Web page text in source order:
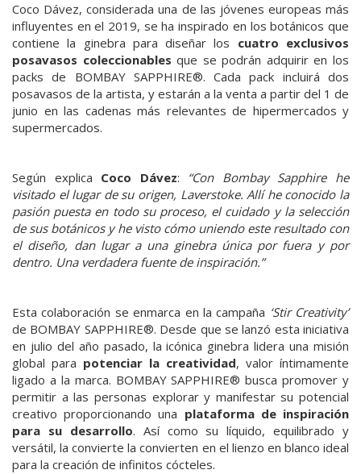
Coco Dávez, considerada una de las jóvenes europeas más
influyentes en el 2019, se ha inspirado en los botánicos que
contiene la ginebra para diseñar los cuatro exclusivos
posavasos coleccionables que se podrán adquirir en los
packs de BOMBAY SAPPHIRE®. Cada pack incluirá dos
posavasos de la artista, y estarán a la venta a partir del 1 de
junio en las cadenas más relevantes de hipermercados y
supermercados.
Según explica Coco Dávez: “Con Bombay Sapphire he
visitado el lugar de su origen, Laverstoke. Allí he conocido la
pasión puesta en todo su proceso, el cuidado y la selección
de sus botánicos y he visto cómo uniendo este resultado con
el diseño, dan lugar a una ginebra única por fuera y por
dentro. Una verdadera fuente de inspiración.”
Esta colaboración se enmarca en la campaña ‘Stir Creativity’
de BOMBAY SAPPHIRE®. Desde que se lanzó esta iniciativa
en julio del año pasado, la icónica ginebra lidera una misión
global para potenciar la creatividad, valor íntimamente
ligado a la marca. BOMBAY SAPPHIRE® busca promover y
permitir a las personas explorar y manifestar su potencial
creativo proporcionando una plataforma de inspiración
para su desarrollo. Así como su líquido, equilibrado y
versátil, la convierte la convierten en el lienzo en blanco ideal
para la creación de infinitos cócteles.